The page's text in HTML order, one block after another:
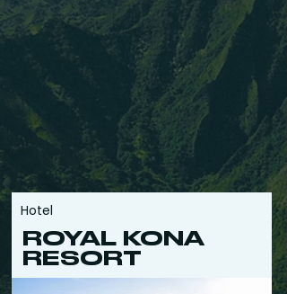
Royal
Hotel
ROYAL KONA
RESORT